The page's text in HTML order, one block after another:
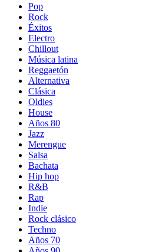
Pop
Rock
Éxitos
Electro
Chillout
Música latina
Reggaetón
Alternativa
Clásica
Oldies
House
Años 80
Jazz
Merengue
Salsa
Bachata
Hip hop
R&B
Rap
Indie
Rock clásico
Techno
Años 70